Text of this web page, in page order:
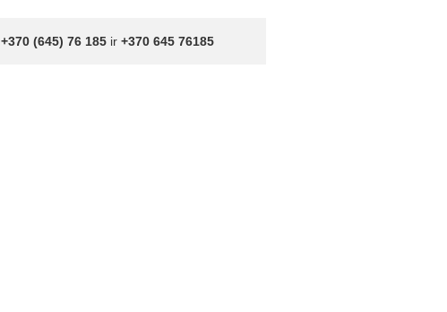
+370 (645) 76 185 ir +370 645 76185